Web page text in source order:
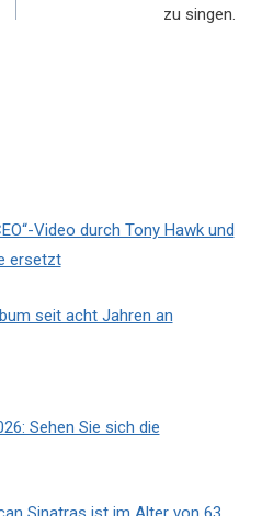
zu singen.
Video durch Tony Hawk und
ersetzt
seit acht Jahren an
Sehen Sie sich die